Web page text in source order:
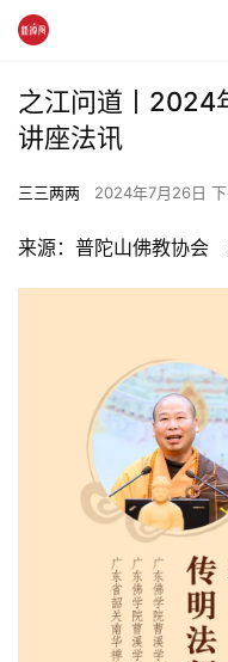
之江问道丨2024
讲座法讯
三三两两 2024年7月26日
来源：普陀山佛教协会